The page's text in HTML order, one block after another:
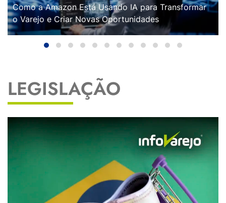
Como a Amazon Está Usando IA para Transformar
o Varejo e Criar Novas Oportunidades
LEGISLAÇÃO